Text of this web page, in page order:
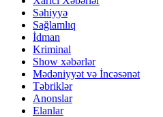
Səhiyyə
Sağlamlıq
İdman
Kriminal
Show xəbərlər
Mədəniyyət və İncəsənət
Təbriklər
Anonslar
Elanlar